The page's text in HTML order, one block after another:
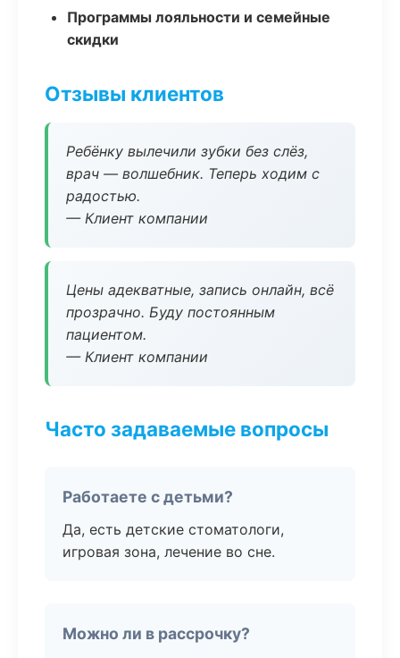
Программы лояльности и семейные
скидки
Отзывы клиентов
Ребёнку вылечили зубки без слёз,
врач — волшебник. Теперь ходим с
радостью.
— Клиент компании
Цены адекватные, запись онлайн, всё
прозрачно. Буду постоянным
пациентом.
— Клиент компании
Часто задаваемые вопросы
Работаете с детьми?
Да, есть детские стоматологи,
игровая зона, лечение во сне.
Можно ли в рассрочку?